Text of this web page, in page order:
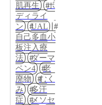
肌再生
ボ
ディライ
ン
UAL
自己多血小
板注入療
法
ダーマ
ペン4
老
廃物
むく
み
多汗
症
メソセ